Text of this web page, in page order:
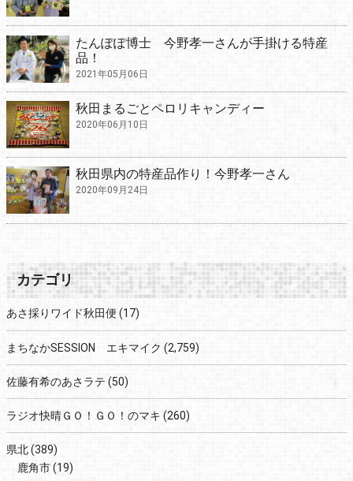
たんぽぽ博士 今野孝一さんが手掛ける特産
品！
2021年05月06日
秋田まるごとペロリキャンディー
2020年06月10日
秋田県内の特産品作り！今野孝一さん
2020年09月24日
カテゴリ
あさ採りワイド秋田便 (17)
まちなかSESSION エキマイク (2,759)
佐藤有希のあさラテ (50)
ラジオ快晴ＧＯ！ＧＯ！のマキ (260)
県北(389)
鹿角市(19)